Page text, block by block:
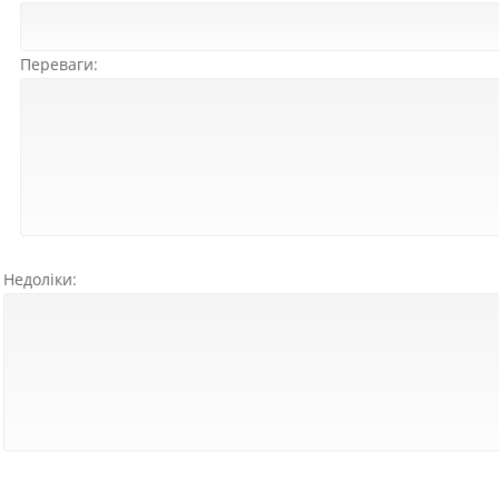
Переваги:
Недоліки: